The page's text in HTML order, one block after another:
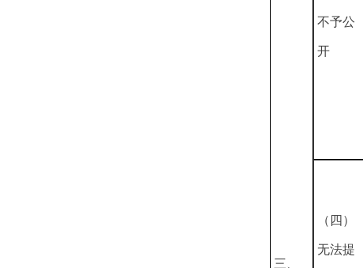
三、
不予公
开
（四）
无法提